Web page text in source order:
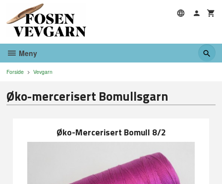
innholdet
Meny
Forside Vevgarn
Øko-mercerisert Bomullsgarn
Øko-Mercerisert Bomull 8/2